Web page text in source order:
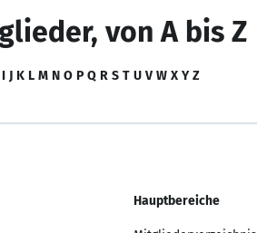
von A bis Z
I J K L M N O P Q R S T U V W X Y Z
Hauptbereiche